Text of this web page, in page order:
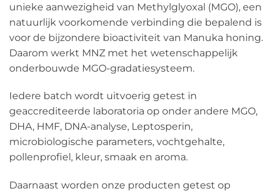
unieke aanwezigheid van Methylglyoxal (MGO), een
natuurlijk voorkomende verbinding die bepalend is
voor de bijzondere bioactiviteit van Manuka honing.
Daarom werkt MNZ met het wetenschappelijk
onderbouwde MGO-gradatiesysteem.
Iedere batch wordt uitvoerig getest in
geaccrediteerde laboratoria op onder andere MGO,
DHA, HMF, DNA-analyse, Leptosperin,
microbiologische parameters, vochtgehalte,
pollenprofiel, kleur, smaak en aroma.
Daarnaast worden onze producten getest op